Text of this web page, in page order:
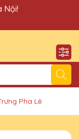
xin chào Quý
Nội!
Pha Lê